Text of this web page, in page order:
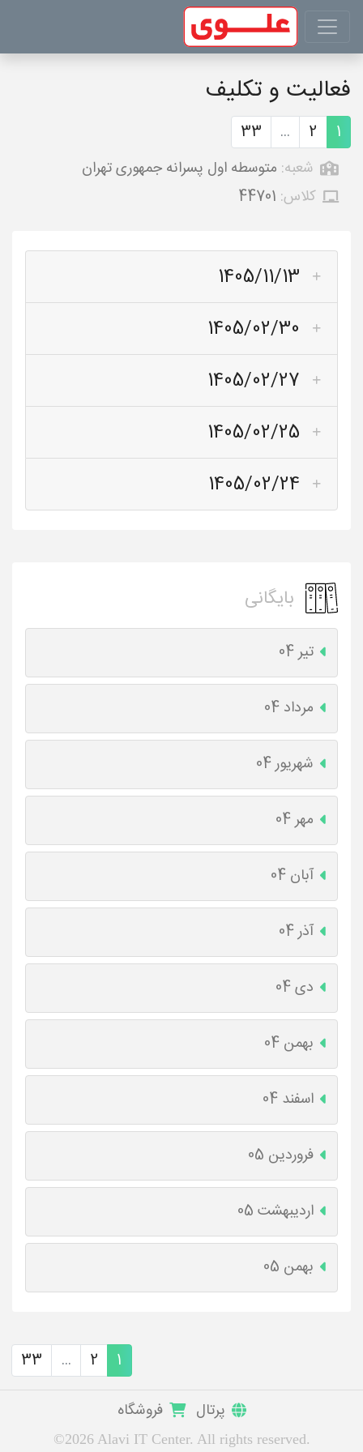
فعالیت و تکلیف
1
2
...
33
شعبه: متوسطه اول پسرانه جمهوری تهران
کلاس: 44701
1405/11/13
1405/02/30
1405/02/27
1405/02/25
1405/02/24
بایگانی
تیر 04
مرداد 04
شهریور 04
مهر 04
آبان 04
آذر 04
دی 04
بهمن 04
اسفند 04
فروردین 05
اردیبهشت 05
بهمن 05
1
2
...
33
پرتال فروشگاه
©2026 Alavi IT Center. All rights reserved.